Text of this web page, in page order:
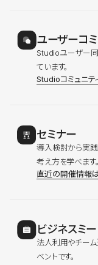
ユーザーコミ
Studioユーザー同
ています。
Studioコミュニテ
セミナー
導入検討から実
考え方を学べます。
直近の開催情報
ビジネスミ
法人利用やチー
ベントです。